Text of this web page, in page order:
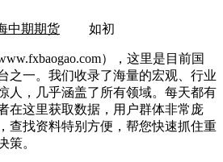
中期期货 如初
），这里是目前国
之一。我们收录了海量的宏观、行业
人，几乎涵盖了所有领域。每天都有
在这里获取数据，用户群体非常庞
查找资料特别方便，帮您快速抓住重
策。